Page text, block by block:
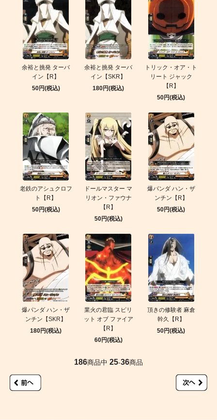
余裕と挑発 ターバ
イン【R】
50円(税込)
余裕と挑発 ターバ
イン【SKR】
180円(税込)
トリック・オア・ト
リート ジャック
【R】
50円(税込)
老鉄のアシュクロフ
ト【R】
50円(税込)
ドールマスター マ
リオン・ファウナ
【R】
50円(税込)
爆パンダ ハン・ザ
ンチン【R】
50円(税込)
爆パンダ ハン・ザ
ンチン【SKR】
180円(税込)
業火の君臨 スピリ
ット オブ ファイア
【R】
60円(税込)
頂きの修験者 麻倉
幹久【R】
50円(税込)
186商品中 25-36商品